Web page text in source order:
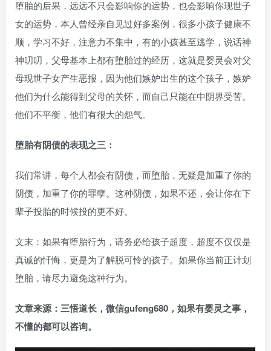
堕胎的后果，远远不只会影响你的运势，也会影响你现世子
女的运势，本人曾经亲自见过好多案例，很多小孩子健康不
顺，学习不好，注意力不集中，有的小孩甚至逃学，说话神
神叨叨，父母基本上都有堕胎过的经历，这就是婴灵会对父
母现世子女产生恶报，因为他们嫉妒出生的这个孩子，嫉妒
他们为什么能得到父母的关怀，而自己只能在中阴界受苦。
他们不平衡，他们有很大的怨气。
堕胎有阴债的表现之三：
我们常讲，每个人都会有阴债，而堕胎，无疑是加重了你的
阴债，加重了你的罪孽。这种阴债，如果不还，会让你在下
辈子投胎的时候投的更不好。
文末：如果有堕胎行为，请务必给孩子超度，超度不仅仅是
真诚的忏悔，更是为了解脱可怜的孩子。如果你当前正计划
堕胎，请尽力避免这种行为。
文章来源：三悟道长，微信gufeng680，如果有婴灵之事，
不懂的都可以咨询。